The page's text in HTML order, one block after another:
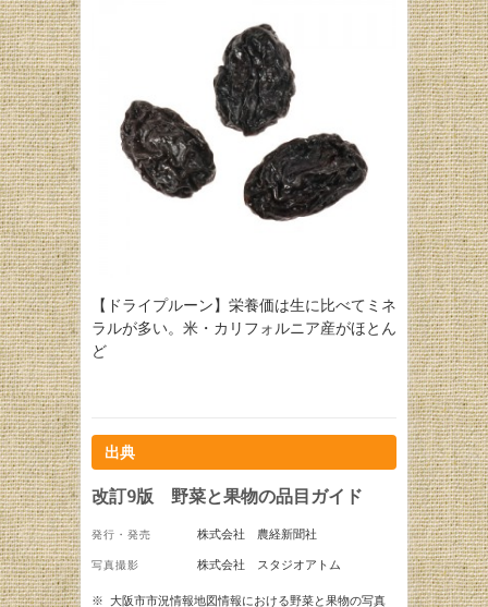
【ドライプルーン】栄養価は生に比べてミネ
ラルが多い。米・カリフォルニア産がほとん
ど
出典
改訂9版 野菜と果物の品目ガイド
発行・発売 株式会社 農経新聞社
写真撮影 株式会社 スタジオアトム
※ 大阪市市況情報地図情報における野菜と果物の写真